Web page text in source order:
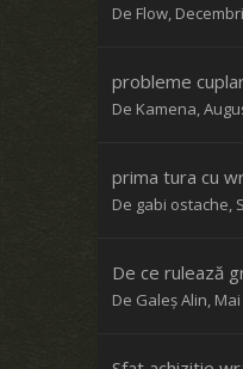
De Flow
probleme
De Kamena ,
prima tura cu
De gabi ostache
De ce rulează
De Galeș Alin